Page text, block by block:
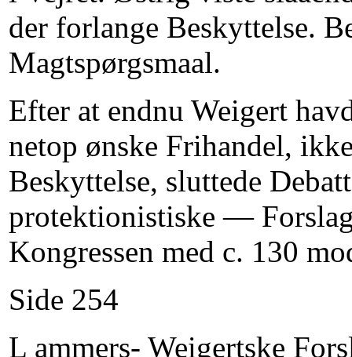
der forlange Beskyttelse.
Magtspørgsmaal.
Efter at endnu Weigert
netop ønske Frihandel,
Beskyttelse, sluttede
protektionistiske —
Kongressen med c. 130
Side 254
L ammers- Weigertske